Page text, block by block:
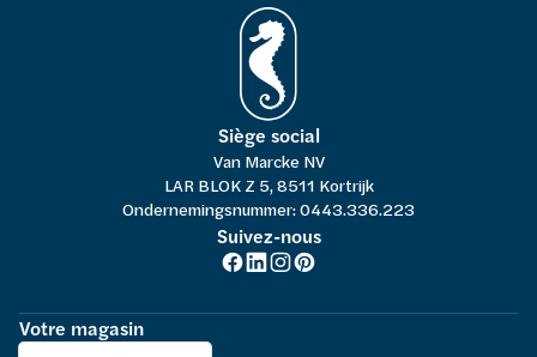
Siège social
Van Marcke NV
LAR BLOK Z 5, 8511 Kortrijk
Ondernemingsnummer: 0443.336.223
Suivez-nous
Votre magasin